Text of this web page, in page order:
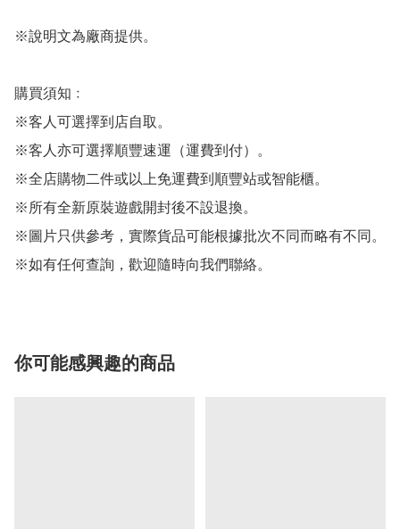
※說明文為廠商提供。
購買須知﹕
※客人可選擇到店自取。
※客人亦可選擇順豐速運（運費到付）。
※全店購物二件或以上免運費到順豐站或智能櫃。
※所有全新原裝遊戲開封後不設退換。
※圖片只供參考，實際貨品可能根據批次不同而略有不同。
※如有任何查詢，歡迎隨時向我們聯絡。
你可能感興趣的商品